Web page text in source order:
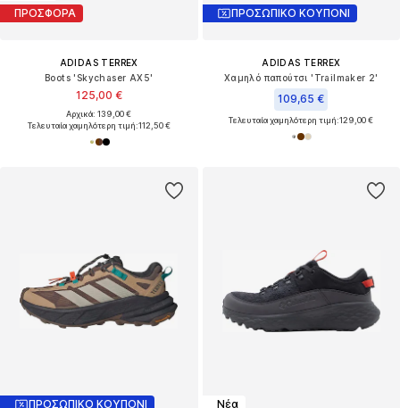
ΠΡΟΣΦΟΡΑ
ADIDAS TERREX
Boots 'Skychaser AX5'
125,00 €
Αρχικά: 139,00 €
Τελευταία χαμηλότερη τιμή:112,50 €
ΠΡΟΣΩΠΙΚΟ ΚΟΥΠΟΝΙ
ADIDAS TERREX
Χαμηλό παπούτσι 'Trailmaker 2'
109,65 €
Τελευταία χαμηλότερη τιμή:129,00 €
ΠΡΟΣΩΠΙΚΟ ΚΟΥΠΟΝΙ Νέα